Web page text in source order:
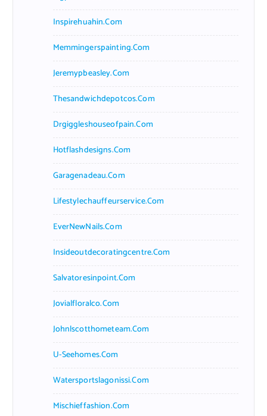
Inspirehuahin.com
Memmingerspainting.com
Jeremypbeasley.com
Thesandwichdepotcos.com
Drgiggleshouseofpain.com
Hotflashdesigns.com
Garagenadeau.com
Lifestylechauffeurservice.com
EverNewNails.com
Insideoutdecoratingcentre.com
Salvatoresinpoint.com
Jovialfloralco.com
Johnlscotthometeam.com
U-Seehomes.com
Watersportslagonissi.com
Mischieffashion.com